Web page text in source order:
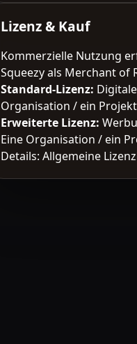
Lizenz & Kauf
Kommerzielle Nutzung
Squeezy als Merchant of
Standard-Lizenz:
Organisation / ein
Erweiterte Lizenz:
Eine Organisation / ein
Details:Allgemeine